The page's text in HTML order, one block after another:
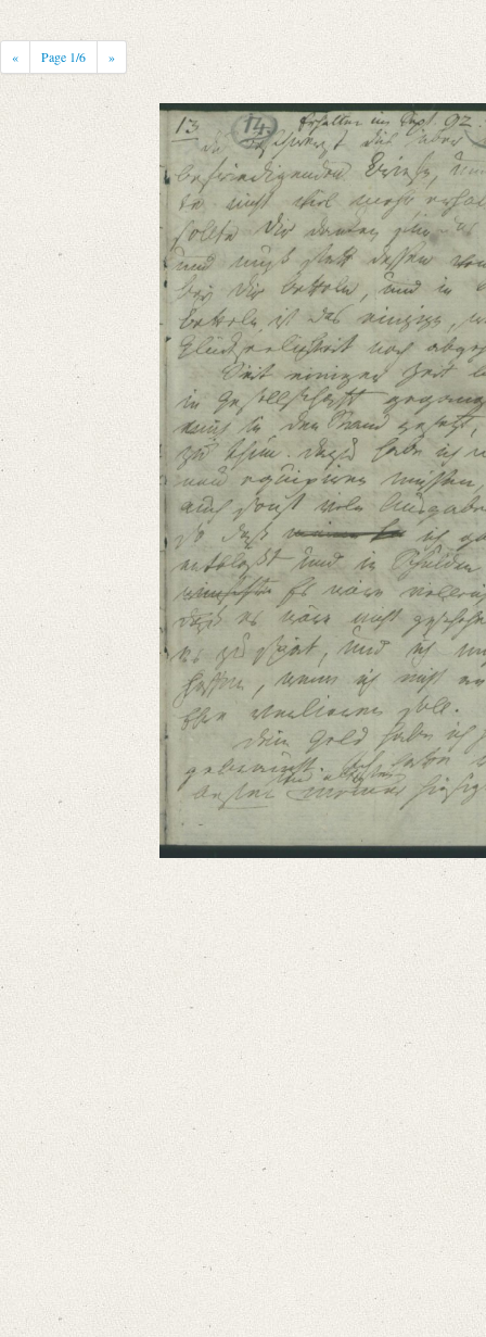
Notations: Datum erschlossen.
Printed Text
Bibliography: Kritische Friedrich-Schlegel-Ausgabe. Bd. 23. Dritte
romantischen Schule (15. September 1788 ‒ 15. Juli 1797). Mit
Incipit: „[1] Du beschwerst Dich über meine unbefriedigenden
Provider: Dresden, Sächsische Landesbibliothek - Staats- und
OAI Id: DE-1a-34186
Classification Number: Mscr.Dresd.e.90,XIX,Bd.24.a,Nr.14
Number of Pages: 5S. auf Doppelbl., hs. m. U.
Format: 19,1 x 11,2 cm
Language
German
« Page 1/6 »